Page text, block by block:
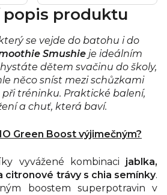
popis produktu
se vejde do batohu i do
Smushie je ideálním
dětem svačinu do školy,
něco sníst mezi schůzkami
tréninku. Praktické balení,
a chuť, která baví.
Green Boost výjimečným?
vyvážené kombinaci jablka,
citronové trávy s chia semínky.
boostem superpotravin v